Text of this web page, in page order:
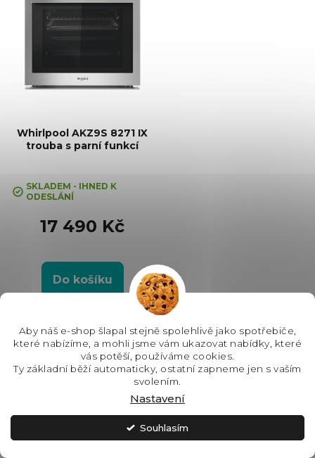
Aby náš e-shop šlapal stejně spolehlivě jako spotřebiče,
které nabízíme, a mohli jsme vám ukazovat nabídky, které
vás potěší, používáme cookies.
Ty základní běží automaticky, ostatní zapneme jen s vaším
svolením.
Nastavení
Souhlasím
Whirlpool AKZ9S 8271 IX
trouba s parní funkcí
SKLADEM - IHNED K
ODESLÁNÍ
17 490 Kč
Do košíku
#type1-AP#! Multifunkční trouba,
Barva: Nerezová, Energetická
třída: A+, Čištění: Pyrolytické ||
Hydrolytické, Vnitřní objem: 73 l,
Max. příkon: 3650 W, Rozměry